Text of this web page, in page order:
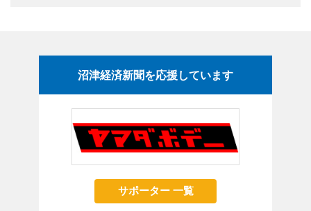
沼津経済新聞を応援しています
サポーター 一覧